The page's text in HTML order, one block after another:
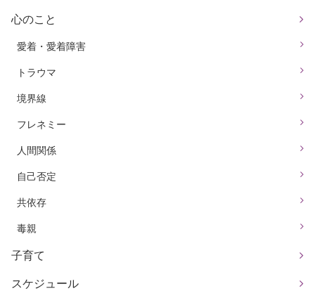
心のこと
愛着・愛着障害
トラウマ
境界線
フレネミー
人間関係
自己否定
共依存
毒親
子育て
スケジュール